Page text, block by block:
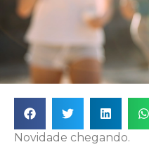
Novidade chegando.